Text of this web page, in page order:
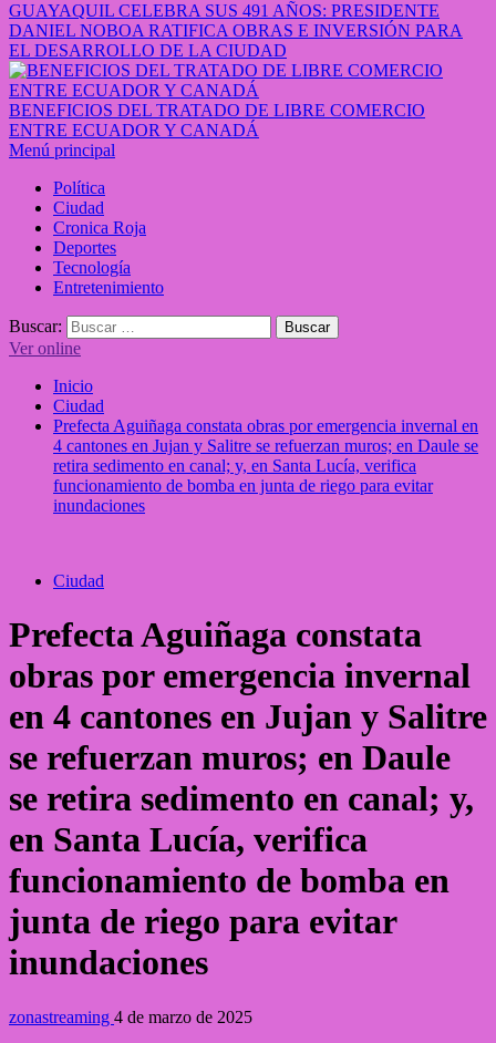
GUAYAQUIL CELEBRA SUS 491 AÑOS: PRESIDENTE
DANIEL NOBOA RATIFICA OBRAS E INVERSIÓN PARA
EL DESARROLLO DE LA CIUDAD
BENEFICIOS DEL TRATADO DE LIBRE COMERCIO
ENTRE ECUADOR Y CANADÁ
Menú principal
Política
Ciudad
Cronica Roja
Deportes
Tecnología
Entretenimiento
Buscar:
Ver online
Inicio
Ciudad
Prefecta Aguiñaga constata obras por emergencia invernal en
4 cantones en Jujan y Salitre se refuerzan muros; en Daule se
retira sedimento en canal; y, en Santa Lucía, verifica
funcionamiento de bomba en junta de riego para evitar
inundaciones
Ciudad
Prefecta Aguiñaga constata
obras por emergencia invernal
en 4 cantones en Jujan y Salitre
se refuerzan muros; en Daule
se retira sedimento en canal; y,
en Santa Lucía, verifica
funcionamiento de bomba en
junta de riego para evitar
inundaciones
zonastreaming 4 de marzo de 2025